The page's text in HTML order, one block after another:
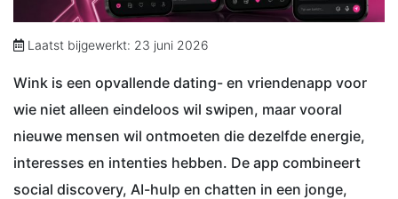
Laatst bijgewerkt: 23 juni 2026
Wink is een opvallende dating- en vriendenapp voor
wie niet alleen eindeloos wil swipen, maar vooral
nieuwe mensen wil ontmoeten die dezelfde energie,
interesses en intenties hebben. De app combineert
social discovery, AI-hulp en chatten in een jonge,